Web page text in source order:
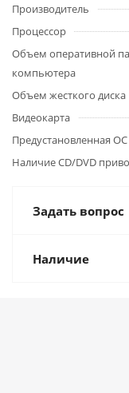
Производитель
Процессор
Объем оперативной
компьютера
Объем жесткого диска
Видеокарта
Предустановленная ОС
Наличие CD/DVD
Задать вопрос
Наличие